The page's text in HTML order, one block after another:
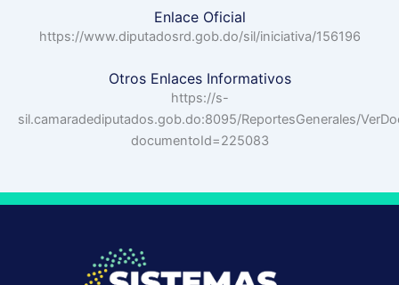
Enlace Oficial
https://www.diputadosrd.gob.do/sil/iniciativa/156196
Otros Enlaces Informativos
https://s-
sil.camaradediputados.gob.do:8095/ReportesGenerales/
documentoId=225083